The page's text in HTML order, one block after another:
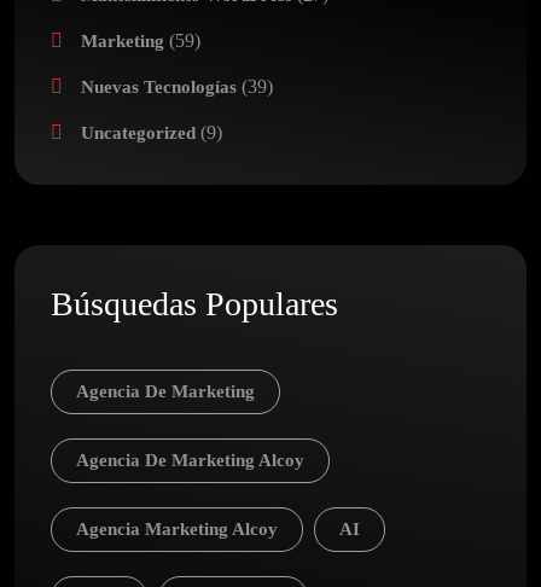
Marketing (59)
Nuevas Tecnologías (39)
Uncategorized (9)
Búsquedas Populares
Agencia De Marketing
Agencia De Marketing Alcoy
Agencia Marketing Alcoy AI